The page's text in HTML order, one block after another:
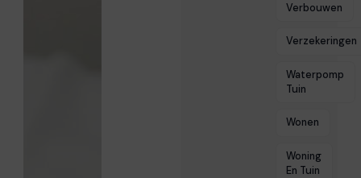
Verbouwen
Verzekeringen
Waterpomp
Tuin
Wonen
Woning
En Tuin